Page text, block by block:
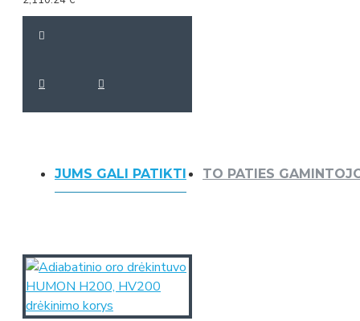
JUMS GALI PATIKTI TO PATIES